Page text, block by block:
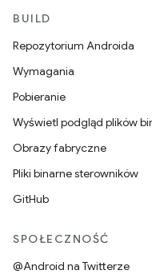
BUILD
Repozytorium Androida
Wymagania
Pobieranie
Wyświetl podgląd plików
Obrazy fabryczne
Pliki binarne sterowników
GitHub
SPOŁECZNOŚĆ
@Android na Twitterze